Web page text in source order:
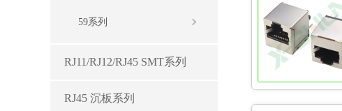
59系列
RJ11/RJ12/RJ45 SMT系列
RJ45 沉板系列